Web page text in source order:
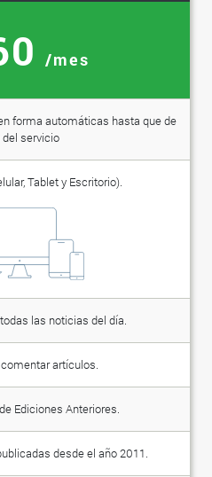
/mes
forma automáticas hasta que de
del servicio
Tablet y Escritorio).
las noticias del día.
artículos.
Ediciones Anteriores.
desde el año 2011.